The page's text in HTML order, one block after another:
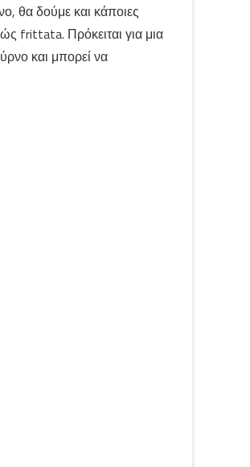
θα δούμε και κάποιες
frittata. Πρόκειται για μια
και μπορεί να